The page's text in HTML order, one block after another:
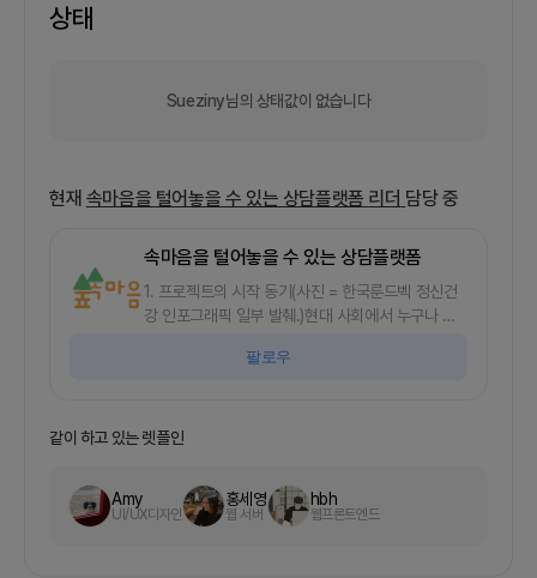
상태
Sueziny님의 상태값이 없습니다
현재 속마음을 털어놓을 수 있는 상담플랫폼 리더 담당 중
속마음을 털어놓을 수 있는 상담플랫폼
1. 프로젝트의 시작 동기(사진 = 한국룬드벡 정신건
강 인포그래픽 일부 발췌.)현대 사회에서 누구나 마
다. 그런데 주변에 쉽게 털어놓기가 편하진 않았습니
망하거나 등등다양한 이유로 여러 많은 고민들을 혼
지만 주머니 사정이 넉넉하지 않은 자취생으로서는
부담되는 비용이었습니다.저는 직장에서 데이터 분
석 업무를 하던 중 심리 상담 센터에서 내담자와 상
팔로우
같이 하고 있는 렛플인
Amy
UI/UX디자인
홍세영
웹 서버
hbh
웹프론트엔드